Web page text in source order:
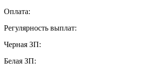
Оплата:
Регулярность выплат:
Черная ЗП:
Белая ЗП: